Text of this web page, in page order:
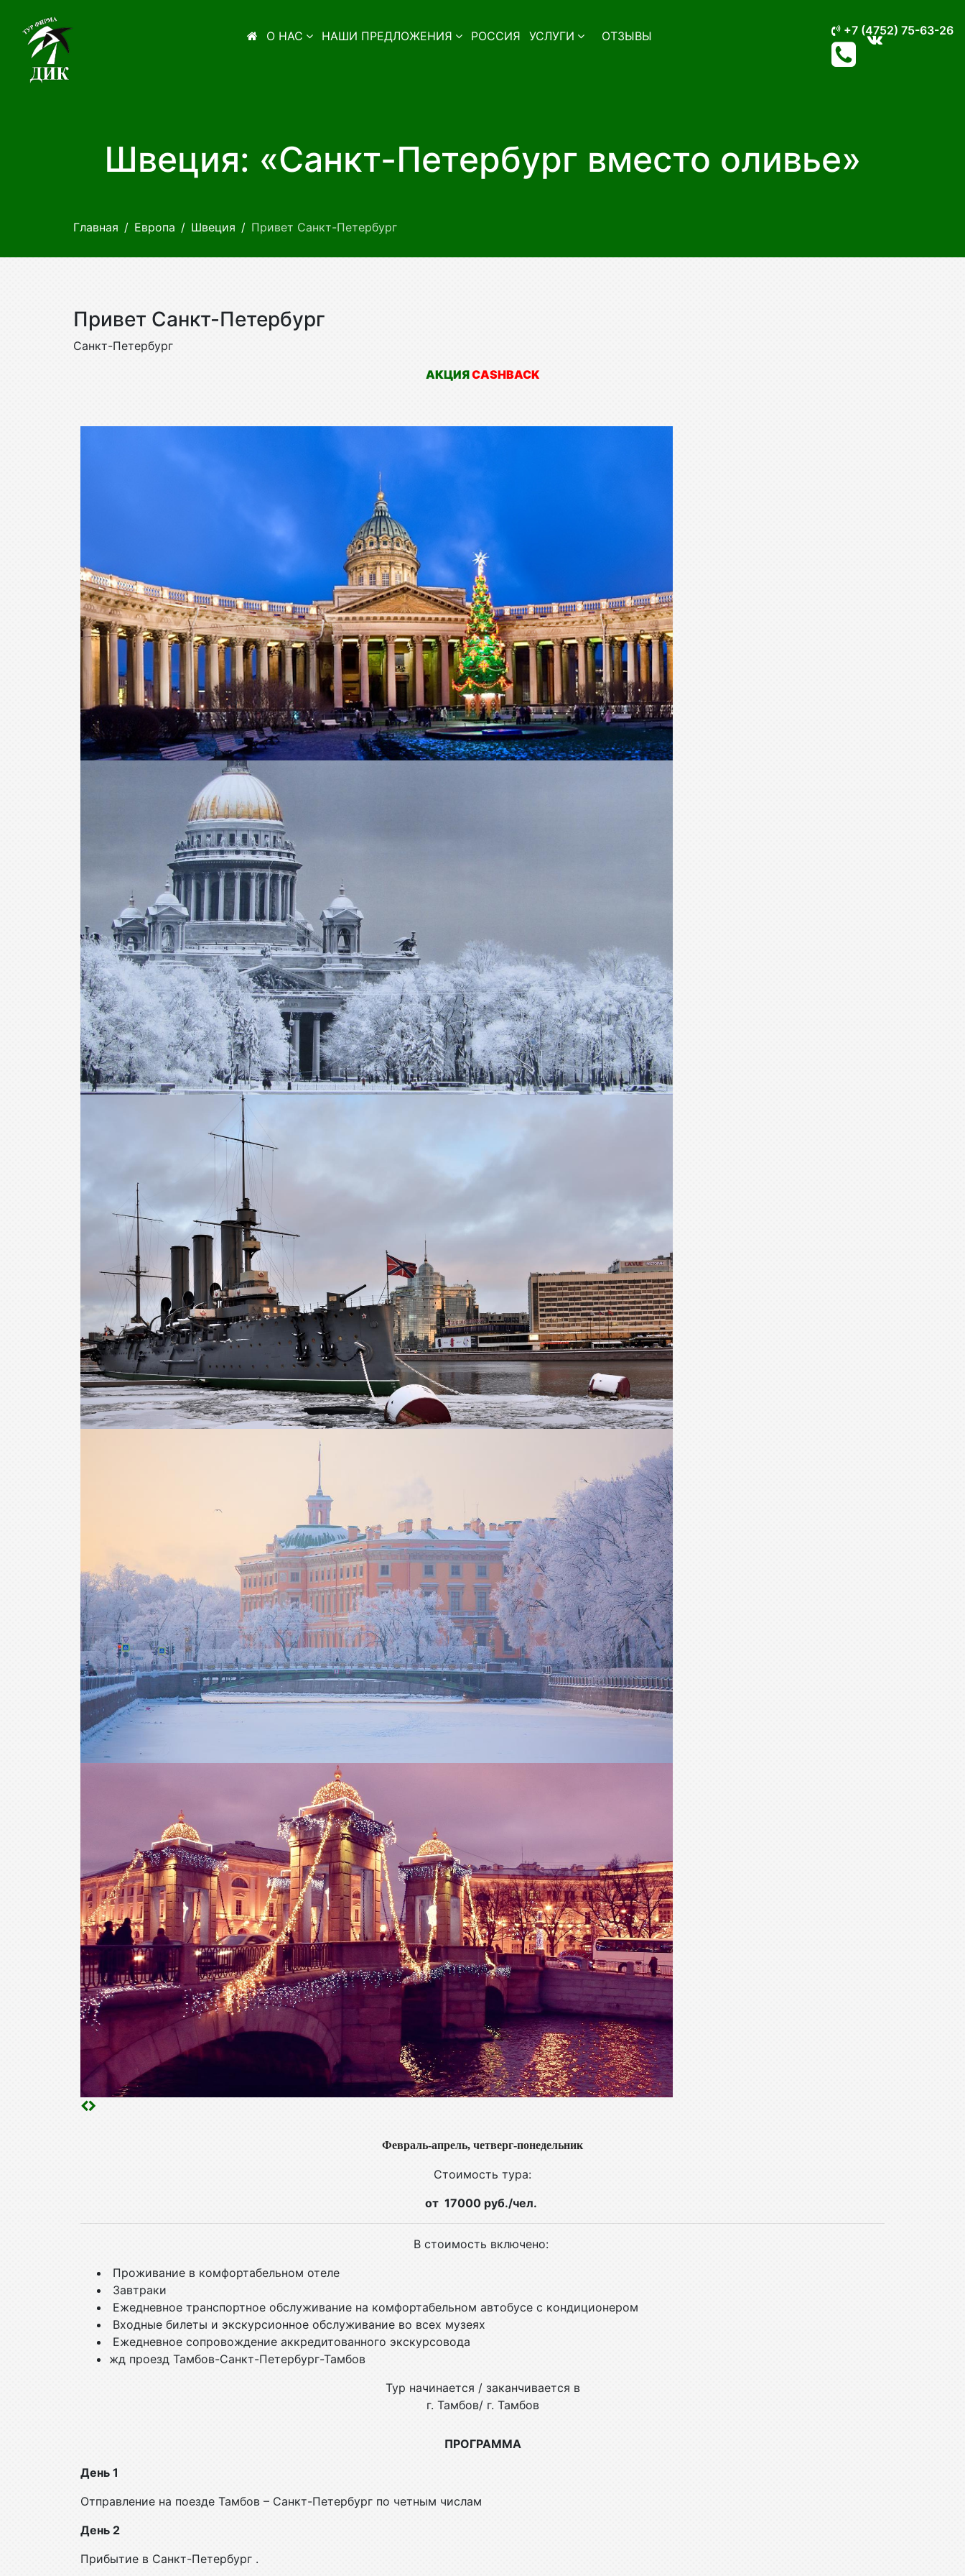
О НАС НАШИ ПРЕДЛОЖЕНИЯ РОССИЯ УСЛУГИ ОТЗЫВЫ +7 (4752) 75-63-26
Швеция: «Санкт-Петербург вместо оливье»
Главная Европа Швеция Привет Санкт-Петербург
Привет Санкт-Петербург
Санкт-Петербург
АКЦИЯCASHBACK
Февраль-апрель, четверг-понедельник
Стоимость тура:
от 17000 руб./чел.
В стоимость включено:
Проживание в комфортабельном отеле
Завтраки
Ежедневное транспортное обслуживание на комфортабельном автобусе с кондиционером
Входные билеты и экскурсионное обслуживание во всех музеях
Ежедневное сопровождение аккредитованного экскурсовода
жд проезд Тамбов-Санкт-Петербург-Тамбов
Тур начинается / заканчивается в
г. Тамбов/ г. Тамбов
ПРОГРАММА
День 1
Отправление на поезде Тамбов – Санкт-Петербург по четным числам
День 2
Прибытие в Санкт-Петербург .